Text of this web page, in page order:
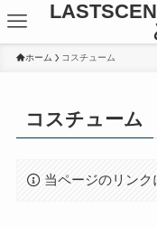
ホーム コスチューム
コスチューム
当ページのリンク